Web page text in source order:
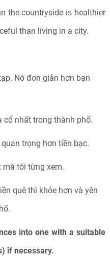
the countryside is healthier
than living in a city.
Nó đơn giản hơn bạn
cổ nhất trong thành phố.
trọng hơn tiền bạc.
tôi từng xem.
quê thì khỏe hơn và yên
into one with a suitable
if necessary.